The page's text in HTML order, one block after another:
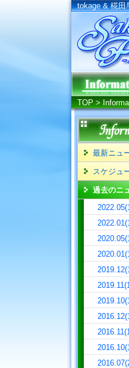
tokage & 椛田
TOP>
最新ニュ
スケジュ
過去のニ